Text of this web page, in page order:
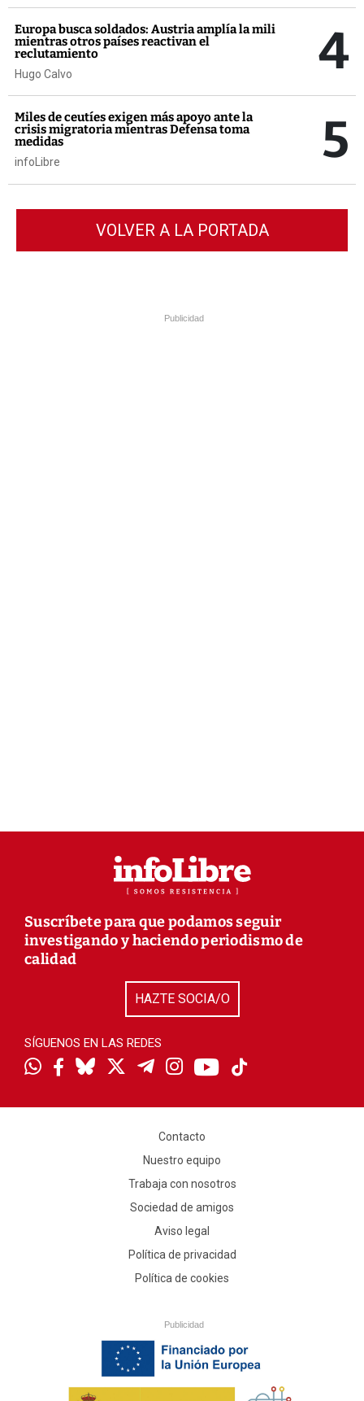
Europa busca soldados: Austria amplía la mili
mientras otros países reactivan el
reclutamiento
Hugo Calvo 4
Miles de ceutíes exigen más apoyo ante la
crisis migratoria mientras Defensa toma
medidas
infoLibre 5
VOLVER A LA PORTADA
Publicidad
Suscríbete para que podamos seguir
investigando y haciendo periodismo de
calidad
HAZTE SOCIA/O
SÍGUENOS EN LAS REDES
Contacto
Nuestro equipo
Trabaja con nosotros
Sociedad de amigos
Aviso legal
Política de privacidad
Política de cookies
Publicidad